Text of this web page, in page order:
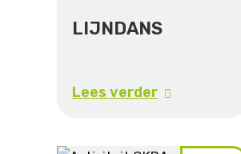
LIJNDANS
Lees verder